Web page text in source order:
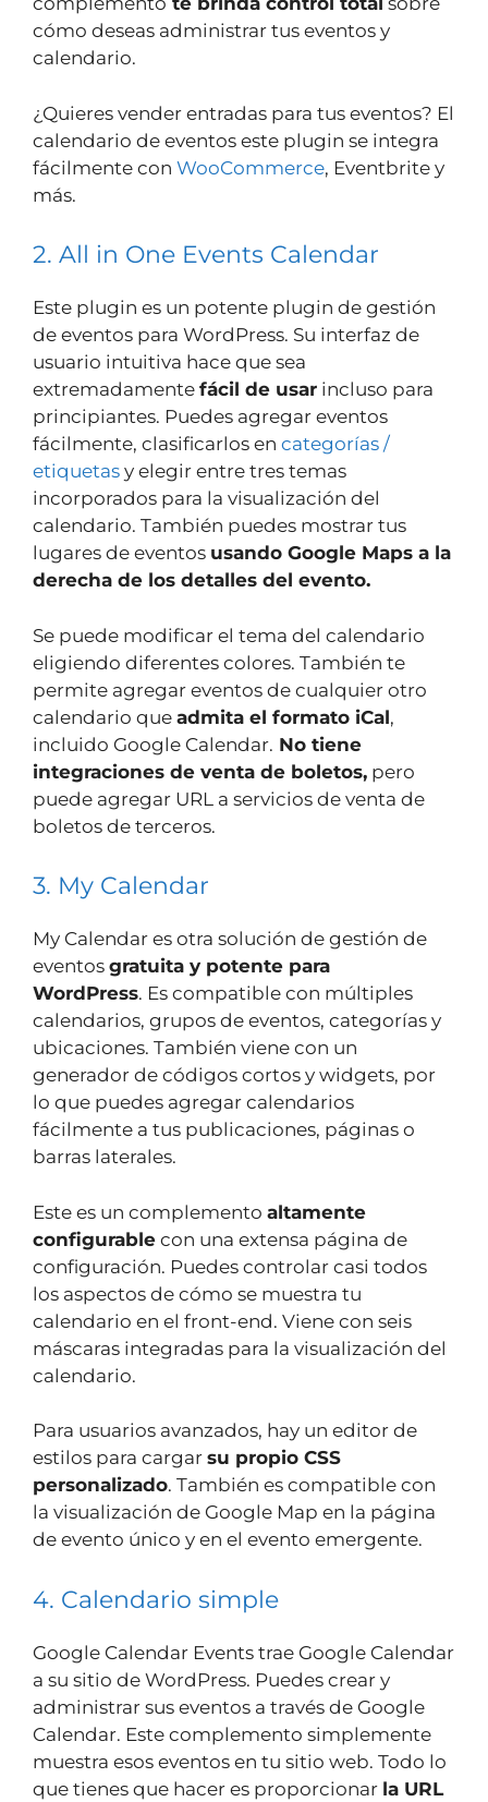
cómo deseas administrar tus eventos y
calendario.
¿Quieres vender entradas para tus eventos? El
calendario de eventos este plugin se integra
fácilmente con WooCommerce, Eventbrite y
más.
2. All in One Events Calendar
Este plugin es un potente plugin de gestión
de eventos para WordPress. Su interfaz de
usuario intuitiva hace que sea
extremadamente fácil de usar incluso para
principiantes. Puedes agregar eventos
fácilmente, clasificarlos en categorías /
etiquetas y elegir entre tres temas
incorporados para la visualización del
calendario. También puedes mostrar tus
lugares de eventos usando Google Maps a la
derecha de los detalles del evento.
Se puede modificar el tema del calendario
eligiendo diferentes colores. También te
permite agregar eventos de cualquier otro
calendario que admita el formato iCal,
incluido Google Calendar. No tiene
integraciones de venta de boletos, pero
puede agregar URL a servicios de venta de
boletos de terceros.
3. My Calendar
My Calendar es otra solución de gestión de
eventos gratuita y potente para
WordPress. Es compatible con múltiples
calendarios, grupos de eventos, categorías y
ubicaciones. También viene con un
generador de códigos cortos y widgets, por
lo que puedes agregar calendarios
fácilmente a tus publicaciones, páginas o
barras laterales.
Este es un complemento altamente
configurable con una extensa página de
configuración. Puedes controlar casi todos
los aspectos de cómo se muestra tu
calendario en el front-end. Viene con seis
máscaras integradas para la visualización del
calendario.
Para usuarios avanzados, hay un editor de
estilos para cargar su propio CSS
personalizado. También es compatible con
la visualización de Google Map en la página
de evento único y en el evento emergente.
4. Calendario simple
Google Calendar Events trae Google Calendar
a su sitio de WordPress. Puedes crear y
administrar sus eventos a través de Google
Calendar. Este complemento simplemente
muestra esos eventos en tu sitio web. Todo lo
que tienes que hacer es proporcionar la URL